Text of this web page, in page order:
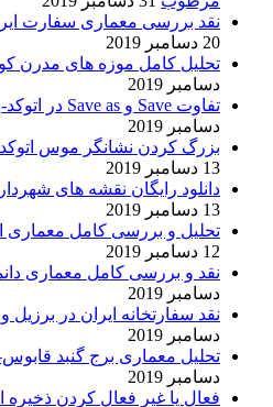
نقد بررسی معماری سفارت
20 دسامبر 2019
تحلیل کامل موزه های مدرن
دسامبر 2019
تفاوت Save و Save as در اتوکد-زمان autocad Save as
دسامبر 2019
بزرگ کردن نشانگر موس
13 دسامبر 2019
دانلود رایگان نقشه های
13 دسامبر 2019
تحلیل و بررسی کامل معماری
12 دسامبر 2019
نقد و بررسی کامل معماری
دسامبر 2019
نقد سفارتخانه ایران در برزیل
دسامبر 2019
تحلیل معماری برج گنبد
دسامبر 2019